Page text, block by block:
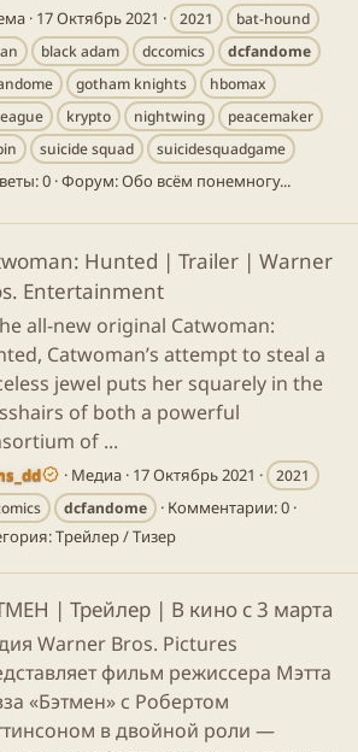
17 Октябрь 2021 2021
bat-hound
black adam dccomics
dcfandome
gotham knights
hbomax
krypto nightwing
peacemaker
suicide squad
suicidesquadgame
0 Форум:Обо всём понемногу...
Hunted | Trailer | Warner
Entertainment
all-new original Catwoman:
Catwoman’s attempt to steal a
jewel puts her squarely in the
of both a powerful
of ...
Медиа 17 Октябрь 2021
2021
dcfandome
Комментарии: 0
Трейлер / Тизер
| Трейлер | В кино с 3 марта
Warner Bros. Pictures
фильм режиссера Мэтта
«Бэтмен» с Робертом
в двойной роли —